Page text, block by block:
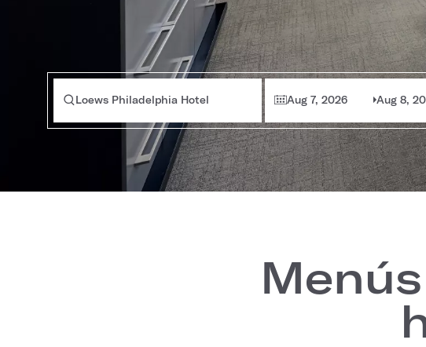
Loews Philadelphia Hotel Aug 7, 2026 Aug 8,